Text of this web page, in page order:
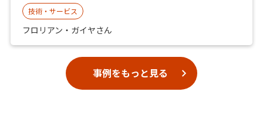
技術・サービス
フロリアン・ガイヤさん
事例をもっと見る